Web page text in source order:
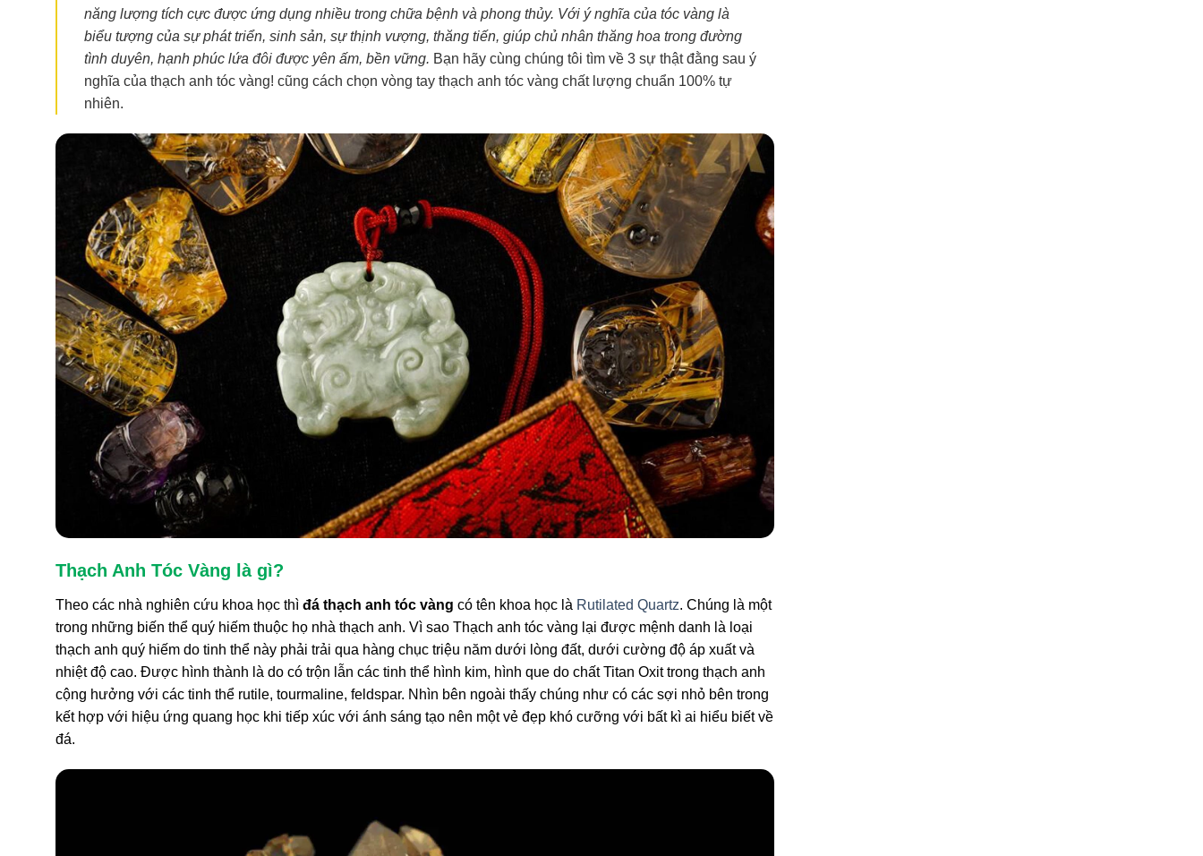
năng lượng tích cực được ứng dụng nhiều trong chữa bệnh và phong thủy. Với ý nghĩa của tóc vàng là
biểu tượng của sự phát triển, sinh sản, sự thịnh vượng, thăng tiến, giúp chủ nhân thăng hoa trong đường
tình duyên, hạnh phúc lứa đôi được yên ấm, bền vững. Bạn hãy cùng chúng tôi tìm về 3 sự thật đằng sau ý
nghĩa của thạch anh tóc vàng! cũng cách chọn vòng tay thạch anh tóc vàng chất lượng chuẩn 100% tự
nhiên.
Thạch Anh Tóc Vàng là gì?
Theo các nhà nghiên cứu khoa học thì đá thạch anh tóc vàng có tên khoa học là Rutilated Quartz. Chúng là một
trong những biến thể quý hiếm thuộc họ nhà thạch anh. Vì sao Thạch anh tóc vàng lại được mệnh danh là loại
thạch anh quý hiếm do tinh thể này phải trải qua hàng chục triệu năm dưới lòng đất, dưới cường độ áp xuất và
nhiệt độ cao. Được hình thành là do có trộn lẫn các tinh thể hình kim, hình que do chất Titan Oxit trong thạch anh
cộng hưởng với các tinh thể rutile, tourmaline, feldspar. Nhìn bên ngoài thấy chúng như có các sợi nhỏ bên trong
kết hợp với hiệu ứng quang học khi tiếp xúc với ánh sáng tạo nên một vẻ đẹp khó cưỡng với bất kì ai hiểu biết về
đá.